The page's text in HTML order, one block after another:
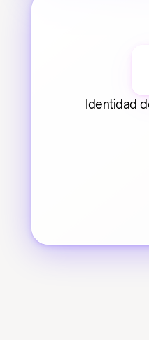
Identidad